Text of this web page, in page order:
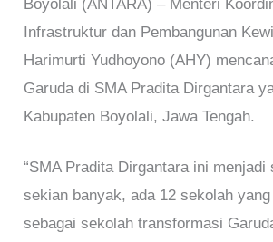
Boyolali (ANTARA) – Menteri
Infrastruktur dan Pembangunan
Harimurti Yudhoyono (AHY)
Garuda di SMA Pradita Dirgantara
Kabupaten Boyolali, Jawa Tengah.
“SMA Pradita Dirgantara ini menjadi
sekian banyak, ada 12 sekolah
sebagai sekolah transformasi